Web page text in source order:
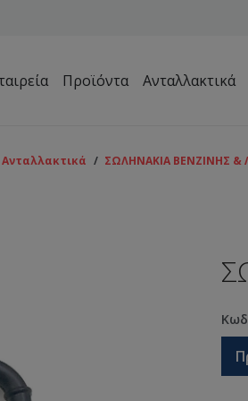
Προϊόντα Ανταλλακτικά
Ανταλλακτικά / ΣΩΛΗΝΑΚΙΑ ΒΕΝΖΙΝΗΣ &